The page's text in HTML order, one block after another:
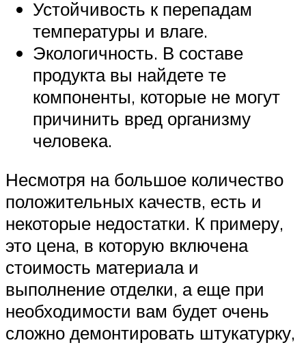
Устойчивость к перепадам
температуры и влаге.
Экологичность. В составе
продукта вы найдете те
компоненты, которые не могут
причинить вред организму
человека.
Несмотря на большое количество
положительных качеств, есть и
некоторые недостатки. К примеру,
это цена, в которую включена
стоимость материала и
выполнение отделки, а еще при
необходимости вам будет очень
сложно демонтировать штукатурку,